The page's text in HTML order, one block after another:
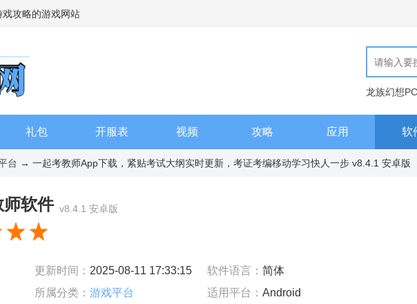
攻略的游戏网站
龙族幻想
现代汉语词
礼包 开服表 视频 攻略 应用 软
台 → 一起考教师App下载，紧贴考试大纲实时更新，考证考编移动学习快人一步 v8.4.1 安卓版
师软件 v8.4.1 安卓版
更新时间： 2025-08-11 17:33:15 软件语言： 简体
所属分类： 游戏平台 适用平台： Android